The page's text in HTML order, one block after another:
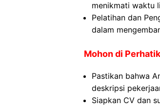
menikmati waktu
Pelatihan dan
dalam
Mohon di
Pastikan bahwa
deskripsi
Siapkan CV dan